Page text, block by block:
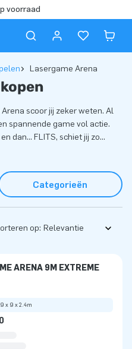
voorraad
Lasergame Arena
scoor jij zeker weten. Al
spannende game vol actie.
dan... FLITS, schiet jij zo...
Categorieën
op:
ARENA 9M EXTREME
9 x 9 x 2.4m